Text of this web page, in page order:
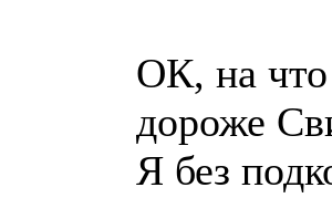
ОК, на что
дороже
Я без